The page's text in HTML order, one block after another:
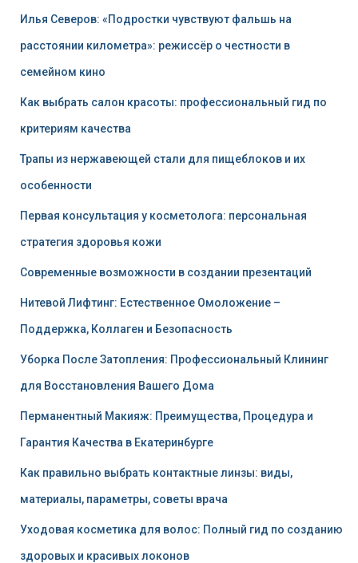
Илья Северов: «Подростки чувствуют фальшь на
расстоянии километра»: режиссёр о честности в
семейном кино
Как выбрать салон красоты: профессиональный гид по
критериям качества
Трапы из нержавеющей стали для пищеблоков и их
особенности
Первая консультация у косметолога: персональная
стратегия здоровья кожи
Современные возможности в создании презентаций
Нитевой Лифтинг: Естественное Омоложение –
Поддержка, Коллаген и Безопасность
Уборка После Затопления: Профессиональный Клининг
для Восстановления Вашего Дома
Перманентный Макияж: Преимущества, Процедура и
Гарантия Качества в Екатеринбурге
Как правильно выбрать контактные линзы: виды,
материалы, параметры, советы врача
Уходовая косметика для волос: Полный гид по созданию
здоровых и красивых локонов